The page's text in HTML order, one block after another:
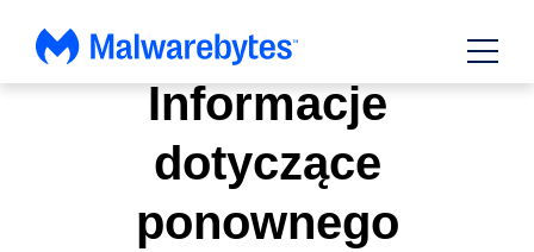
zawartości
Informacje
dotyczące
ponownego